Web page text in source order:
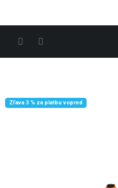
Zľava 3 % za platbu vopred